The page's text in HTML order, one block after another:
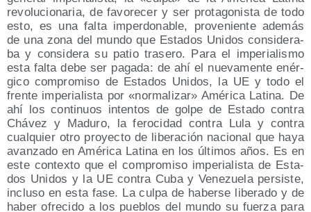
revo­lu­cio­na­ria, de favo­re­cer y ser pro­ta­go­nis­ta de todo
esto, es una fal­ta imper­do­na­ble, pro­ve­nien­te ade­más
de una zona del mun­do que Esta­dos Uni­dos con­si­de­ra­
ba y con­si­de­ra su patio tra­se­ro. Para el impe­ria­lis­mo
esta fal­ta debe ser paga­da: de ahí el nue­va­men­te enér­
gi­co com­pro­mi­so de Esta­dos Uni­dos, la UE y todo el
fren­te impe­ria­lis­ta por «nor­ma­li­zar» Amé­ri­ca Lati­na. De
ahí los con­ti­nuos inten­tos de gol­pe de Esta­do con­tra
Chá­vez y Madu­ro, la fero­ci­dad con­tra Lula y con­tra
cual­quier otro pro­yec­to de libe­ra­ción nacio­nal que haya
avan­za­do en Amé­ri­ca Lati­na en los últi­mos años. Es en
este con­tex­to que el com­pro­mi­so impe­ria­lis­ta de Esta­
dos Uni­dos y la UE con­tra Cuba y Vene­zue­la per­sis­te,
inclu­so en esta fase. La cul­pa de haber­se libe­ra­do y de
haber ofre­ci­do a los pue­blos del mun­do su fuer­za para